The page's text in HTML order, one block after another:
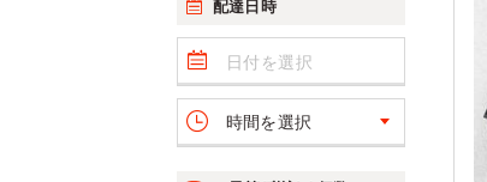
配達日時
時間を選択